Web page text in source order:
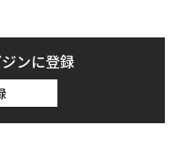
ンに登録